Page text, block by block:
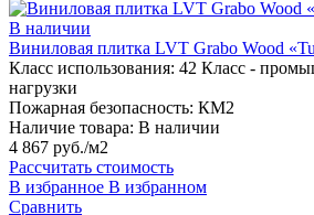
В наличии
Виниловая плитка LVT Grabo Wood
Класс использования: 42 Класс -
нагрузки
Пожарная безопасность: КМ2
Наличие товара: В наличии
4 867 руб./м2
Рассчитать стоимость
В избранное В избранном
Сравнить